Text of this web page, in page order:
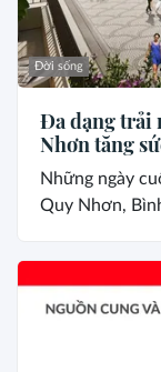
Đời sống
Đa dạng trải
Nhơn tăng
Những ngày
Quy Nhơn,